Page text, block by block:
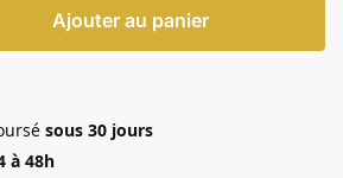
Ajouter au panier
sous 30 jours
à 48h